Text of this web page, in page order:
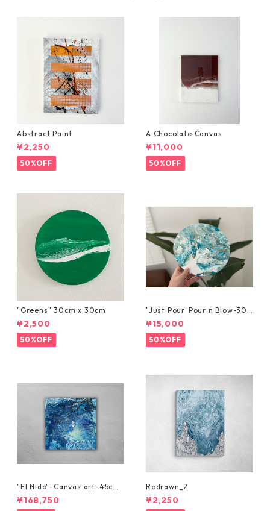
Abstract Paint
¥2,250
50%OFF
A Chocolate Canvas
¥11,000
50%OFF
"Greens" 30cm x 30cm
¥2,500
50%OFF
"Just Pour"Pour n Blow-30c
m x 30cm
¥15,000
50%OFF
"El Nido"-Canvas art-45cm
x 45cm
¥168,750
Redrawn_2
¥2,250